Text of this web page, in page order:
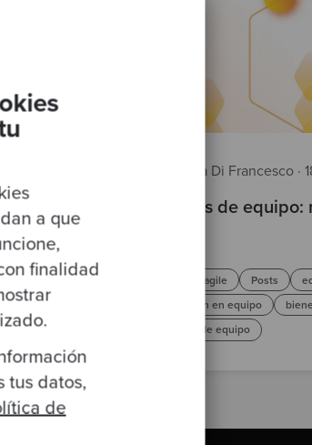
a que
finalidad
tus datos,
de
By Valeria Di Francesco ·
Métricas de
agile Posts
motivación en equipo
Metricas de equipo